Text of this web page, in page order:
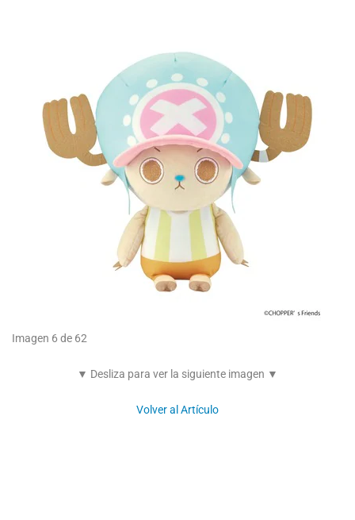
Imagen 6 de 62
▼ Desliza para ver la siguiente imagen ▼
Volver al Artículo